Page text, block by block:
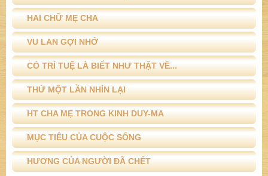
HAI CHỮ MẸ CHA
VU LAN GỢI NHỚ
CÓ TRÍ TUỆ LÀ BIẾT NHƯ THẬT VỀ...
THỬ MỘT LẦN NHÌN LẠI
HT CHA MẸ TRONG KINH DUY-MA
MỤC TIÊU CỦA CUỘC SỐNG
HƯƠNG CỦA NGƯỜI ĐÃ CHẾT